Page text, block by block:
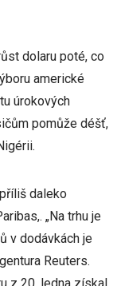
dolaru poté, co
americké
úrokových
pomůže déšť,
daleko
„Na trhu je
v dodávkách je
Reuters.